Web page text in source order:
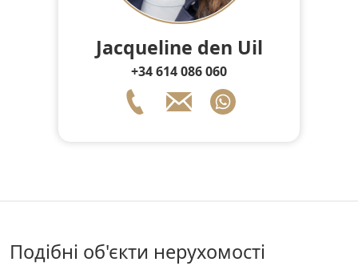
Jacqueline den Uil
+34 614 086 060
подібні об'єкти нерухомості